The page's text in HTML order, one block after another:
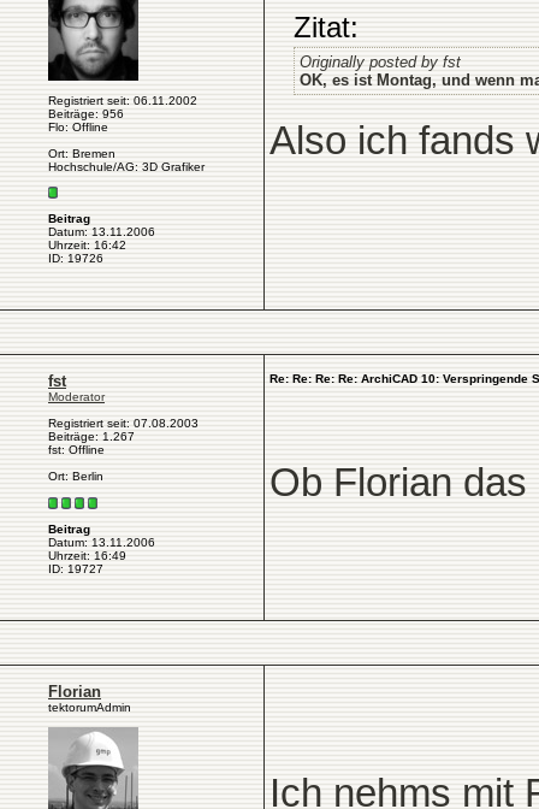
Registriert seit: 06.11.2002
Beiträge: 956
Flo: Offline
Ort: Bremen
Hochschule/AG: 3D Grafiker
Beitrag
Datum: 13.11.2006
Uhrzeit: 16:42
ID: 19726
Zitat:
Originally posted by fst
OK, es ist Montag, und wenn
Also ich fands
fst
Moderator
Registriert seit: 07.08.2003
Beiträge: 1.267
fst: Offline
Ort: Berlin
Beitrag
Datum: 13.11.2006
Uhrzeit: 16:49
ID: 19727
Re: Re: Re: Re: ArchiCAD 10: Verspringende
Ob Florian
Florian
tektorumAdmin
Ich nehms mit